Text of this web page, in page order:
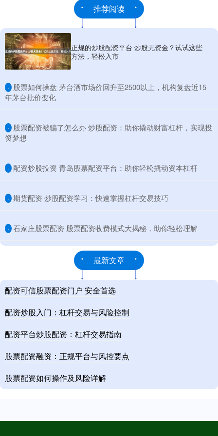
推荐阅读
正规的炒股配资平台 炒股无资金？试试这些
方法，轻松入市
· ​股票如何操盘 茅台酒市场价回升至2500以上，机构复盘近15
年茅台批价变化
· ​股票配资被骗了怎么办 炒股配资：助你撬动财富杠杆，实现投
资梦想
· ​配资炒股投资 青岛股票配资平台：助你轻松撬动资本杠杆
· ​期货配资 炒股配资学习：快速掌握杠杆交易技巧
· ​石家庄股票配资 股票配资收费模式大揭秘，助你轻松理解
最新文章
配资可信股票配资门户 安全首选
配资炒股入门：杠杆交易与风险控制
配资平台炒股配资：杠杆交易指南
股票配资融资：正规平台与风控要点
股票配资如何操作及风险详解